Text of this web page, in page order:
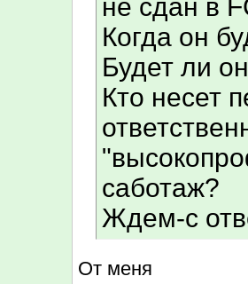
не сдан в
Когда он
Будет ли
Кто несет
саботаж?
Ждем-с
От меня